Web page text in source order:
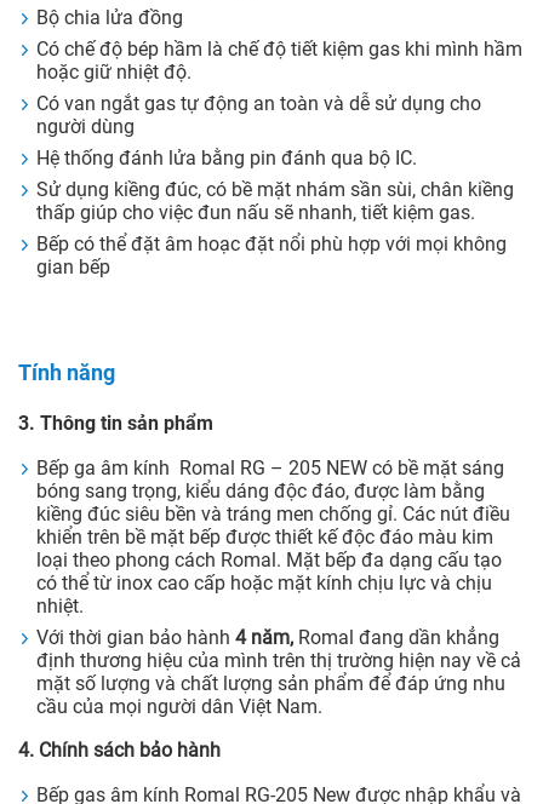
Bộ chia lửa đồng
Có chế độ bép hầm là chế độ tiết kiệm gas khi mình hầm
hoặc giữ nhiệt độ.
Có van ngắt gas tự động an toàn và dễ sử dụng cho
người dùng
Hệ thống đánh lửa bằng pin đánh qua bộ IC.
Sử dụng kiềng đúc, có bề mặt nhám sần sùi, chân kiềng
thấp giúp cho việc đun nấu sẽ nhanh, tiết kiệm gas.
Bếp có thể đặt âm hoạc đặt nổi phù hợp với mọi không
gian bếp
Tính năng
3. Thông tin sản phẩm
Bếp ga âm kính Romal RG – 205 NEW có bề mặt sáng
bóng sang trọng, kiểu dáng độc đáo, được làm bằng
kiềng đúc siêu bền và tráng men chống gỉ. Các nút điều
khiển trên bề mặt bếp được thiết kế độc đáo màu kim
loại theo phong cách Romal. Mặt bếp đa dạng cấu tạo
có thể từ inox cao cấp hoặc mặt kính chịu lực và chịu
nhiệt.
Với thời gian bảo hành 4 năm, Romal đang dần khẳng
định thương hiệu của mình trên thị trường hiện nay về cả
mặt số lượng và chất lượng sản phẩm để đáp ứng nhu
cầu của mọi người dân Việt Nam.
4. Chính sách bảo hành
Bếp gas âm kính Romal RG-205 New được nhập khẩu và